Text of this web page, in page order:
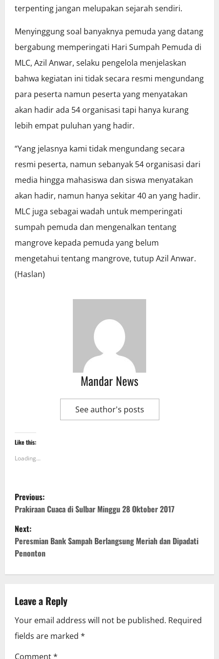
terpenting jangan melupakan sejarah sendiri.
Menyinggung soal banyaknya pemuda yang datang
bergabung memperingati Hari Sumpah Pemuda di
MLC, Azil Anwar, selaku pengelola menjelaskan
bahwa kegiatan ini tidak secara resmi mengundang
para peserta namun peserta yang menyatakan
akan hadir ada 54 organisasi tapi hanya kurang
lebih empat puluhan yang hadir.
“Yang jelasnya kami tidak mengundang secara
resmi peserta, namun sebanyak 54 organisasi dari
media hingga mahasiswa dan siswa menyatakan
akan hadir, namun hanya sekitar 40 an yang hadir.
MLC juga sebagai wadah untuk memperingati
sumpah pemuda dan mengenalkan tentang
mangrove kepada pemuda yang belum
mengetahui tentang mangrove, tutup Azil Anwar.
(Haslan)
Mandar News
See author's posts
Like this:
Loading...
P
o
s
t
n
a
v
i
Previous:
Prakiraan Cuaca di Sulbar Minggu 28 Oktober 2017
Next:
Peresmian Bank Sampah Berlangsung Meriah dan Dipadati
Penonton
Leave a Reply
Your email address will not be published. Required
fields are marked *
Comment*